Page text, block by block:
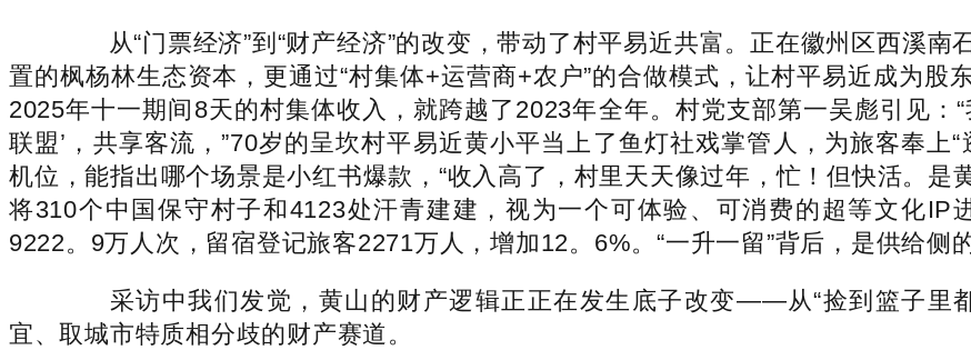
从“门票经济”到“财产经济”的改变，带动了村平易近共富。正在徽州区西溪南
置的枫杨林生态资本，更通过“村集体+运营商+农户”的合做模式，让村平易近成为股
2025年十一期间8天的村集体收入，就跨越了2023年全年。村党支部第一吴彪引见：
联盟’，共享客流，”70岁的呈坎村平易近黄小平当上了鱼灯社戏掌管人，为旅客奉上
机位，能指出哪个场景是小红书爆款，“收入高了，村里天天像过年，忙！但快活。
将310个中国保守村子和4123处汗青建建，视为一个可体验、可消费的超等文化IP
9222。9万人次，留宿登记旅客2271万人，增加12。6%。“一升一留”背后，是供给侧
采访中我们发觉，黄山的财产逻辑正正在发生底子改变——从“捡到篮子里
宜、取城市特质相分歧的财产赛道。